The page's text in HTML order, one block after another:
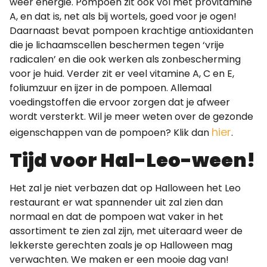
A, en dat is, net als bij wortels, goed voor je ogen!
Daarnaast bevat pompoen krachtige antioxidanten
die je lichaamscellen beschermen tegen ‘vrije
radicalen’ en die ook werken als zonbescherming
voor je huid. Verder zit er veel vitamine A, C en E,
foliumzuur en ijzer in de pompoen. Allemaal
voedingstoffen die ervoor zorgen dat je afweer
wordt versterkt. Wil je meer weten over de gezonde
eigenschappen van de pompoen? Klik dan hier.
Tijd voor Hal-Leo-ween!
Het zal je niet verbazen dat op Halloween het Leo
restaurant er wat spannender uit zal zien dan
normaal en dat de pompoen wat vaker in het
assortiment te zien zal zijn, met uiteraard weer de
lekkerste gerechten zoals je op Halloween mag
verwachten. We maken er een mooie dag van!